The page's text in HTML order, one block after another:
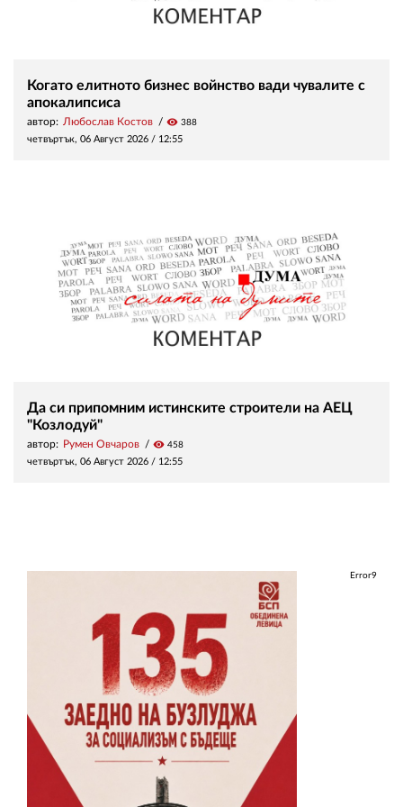
Когато елитното бизнес войнство вади чувалите с
апокалипсиса
автор: Любослав Костов visibility 388
четвъртък, 06 Август 2026 / 12:55
Да си припомним истинските строители на АЕЦ
"Козлодуй"
автор: Румен Овчаров visibility 458
четвъртък, 06 Август 2026 / 12:55
Error9